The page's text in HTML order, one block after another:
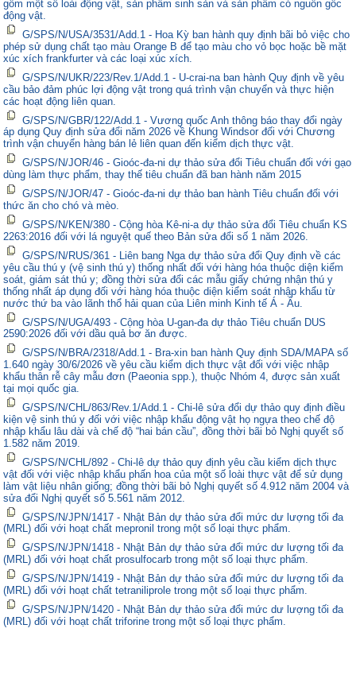
gồm một số loài động vật, sản phẩm sinh sản và sản phẩm có nguồn gốc
động vật.
G/SPS/N/USA/3531/Add.1 - Hoa Kỳ ban hành quy định bãi bỏ việc cho
phép sử dụng chất tạo màu Orange B để tạo màu cho vỏ bọc hoặc bề mặt
xúc xích frankfurter và các loại xúc xích.
G/SPS/N/UKR/223/Rev.1/Add.1 - U-crai-na ban hành Quy định về yêu
cầu bảo đảm phúc lợi động vật trong quá trình vận chuyển và thực hiện
các hoạt động liên quan.
G/SPS/N/GBR/122/Add.1 - Vương quốc Anh thông báo thay đổi ngày
áp dụng Quy định sửa đổi năm 2026 về Khung Windsor đối với Chương
trình vận chuyển hàng bán lẻ liên quan đến kiểm dịch thực vật.
G/SPS/N/JOR/46 - Gioóc-đa-ni dự thảo sửa đổi Tiêu chuẩn đối với gạo
dùng làm thực phẩm, thay thế tiêu chuẩn đã ban hành năm 2015
G/SPS/N/JOR/47 - Gioóc-đa-ni dự thảo ban hành Tiêu chuẩn đối với
thức ăn cho chó và mèo.
G/SPS/N/KEN/380 - Cộng hòa Kê-ni-a dự thảo sửa đổi Tiêu chuẩn KS
2263:2016 đối với lá nguyệt quế theo Bản sửa đổi số 1 năm 2026.
G/SPS/N/RUS/361 - Liên bang Nga dự thảo sửa đổi Quy định về các
yêu cầu thú y (vệ sinh thú y) thống nhất đối với hàng hóa thuộc diện kiểm
soát, giám sát thú y; đồng thời sửa đổi các mẫu giấy chứng nhận thú y
thống nhất áp dụng đối với hàng hóa thuộc diện kiểm soát nhập khẩu từ
nước thứ ba vào lãnh thổ hải quan của Liên minh Kinh tế Á - Âu.
G/SPS/N/UGA/493 - Cộng hòa U-gan-đa dự thảo Tiêu chuẩn DUS
2590:2026 đối với dầu quả bơ ăn được.
G/SPS/N/BRA/2318/Add.1 - Bra-xin ban hành Quy định SDA/MAPA số
1.640 ngày 30/6/2026 về yêu cầu kiểm dịch thực vật đối với việc nhập
khẩu thân rễ cây mẫu đơn (Paeonia spp.), thuộc Nhóm 4, được sản xuất
tại mọi quốc gia.
G/SPS/N/CHL/863/Rev.1/Add.1 - Chi-lê sửa đổi dự thảo quy định điều
kiện vệ sinh thú y đối với việc nhập khẩu động vật họ ngựa theo chế độ
nhập khẩu lâu dài và chế độ “hai bán cầu”, đồng thời bãi bỏ Nghị quyết số
1.582 năm 2019.
G/SPS/N/CHL/892 - Chi-lê dự thảo quy định yêu cầu kiểm dịch thực
vật đối với việc nhập khẩu phấn hoa của một số loài thực vật để sử dụng
làm vật liệu nhân giống; đồng thời bãi bỏ Nghị quyết số 4.912 năm 2004 và
sửa đổi Nghị quyết số 5.561 năm 2012.
G/SPS/N/JPN/1417 - Nhật Bản dự thảo sửa đổi mức dư lượng tối đa
(MRL) đối với hoạt chất mepronil trong một số loại thực phẩm.
G/SPS/N/JPN/1418 - Nhật Bản dự thảo sửa đổi mức dư lượng tối đa
(MRL) đối với hoạt chất prosulfocarb trong một số loại thực phẩm.
G/SPS/N/JPN/1419 - Nhật Bản dự thảo sửa đổi mức dư lượng tối đa
(MRL) đối với hoạt chất tetraniliprole trong một số loại thực phẩm.
G/SPS/N/JPN/1420 - Nhật Bản dự thảo sửa đổi mức dư lượng tối đa
(MRL) đối với hoạt chất triforine trong một số loại thực phẩm.